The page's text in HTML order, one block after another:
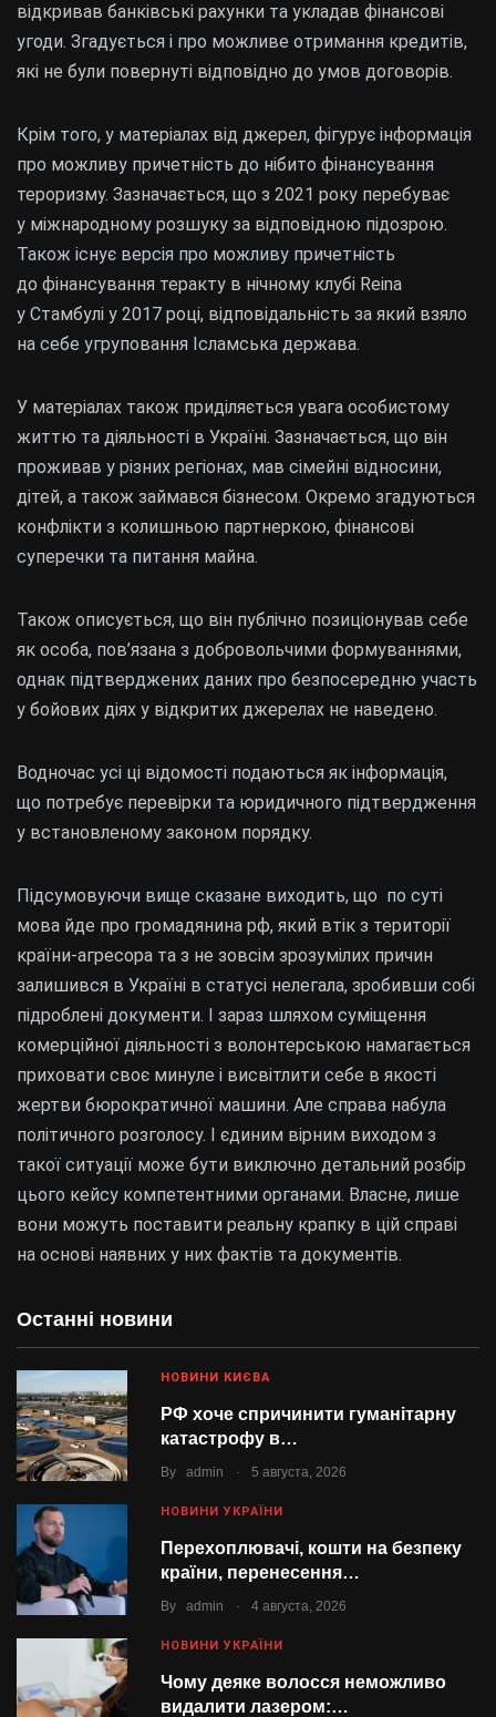
Останні новини
НОВИНИ КИЄВА
РФ хоче спричинити гуманітарну
катастрофу в…
By admin 5 августа, 2026
НОВИНИ УКРАЇНИ
Перехоплювачі, кошти на безпеку
країни, перенесення…
By admin 4 августа, 2026
НОВИНИ УКРАЇНИ
Чому деяке волосся неможливо
видалити лазером:…
відкривав банківські рахунки та укладав фінансові
угоди. Згадується і про можливе отримання кредитів,
які не були повернуті відповідно до умов договорів.
Крім того, у матеріалах від джерел, фігурує інформація
про можливу причетність до нібито фінансування
тероризму. Зазначається, що з 2021 року перебуває
у міжнародному розшуку за відповідною підозрою.
Також існує версія про можливу причетність
до фінансування теракту в нічному клубі Reina
у Стамбулі у 2017 році, відповідальність за який взяло
на себе угруповання Ісламська держава.
У матеріалах також приділяється увага особистому
життю та діяльності в Україні. Зазначається, що він
проживав у різних регіонах, мав сімейні відносини,
дітей, а також займався бізнесом. Окремо згадуються
конфлікти з колишньою партнеркою, фінансові
суперечки та питання майна.
Також описується, що він публічно позиціонував себе
як особа, пов’язана з добровольчими формуваннями,
однак підтверджених даних про безпосередню участь
у бойових діях у відкритих джерелах не наведено.
Водночас усі ці відомості подаються як інформація,
що потребує перевірки та юридичного підтвердження
у встановленому законом порядку.
Підсумовуючи вище сказане виходить, що по суті
мова йде про громадянина рф, який втік з території
країни-агресора та з не зовсім зрозумілих причин
залишився в Україні в статусі нелегала, зробивши собі
підроблені документи. І зараз шляхом суміщення
комерційної діяльності з волонтерською намагається
приховати своє минуле і висвітлити себе в якості
жертви бюрократичної машини. Але справа набула
політичного розголосу. І єдиним вірним виходом з
такої ситуації може бути виключно детальний розбір
цього кейсу компетентними органами. Власне, лише
вони можуть поставити реальну крапку в цій справі
на основі наявних у них фактів та документів.